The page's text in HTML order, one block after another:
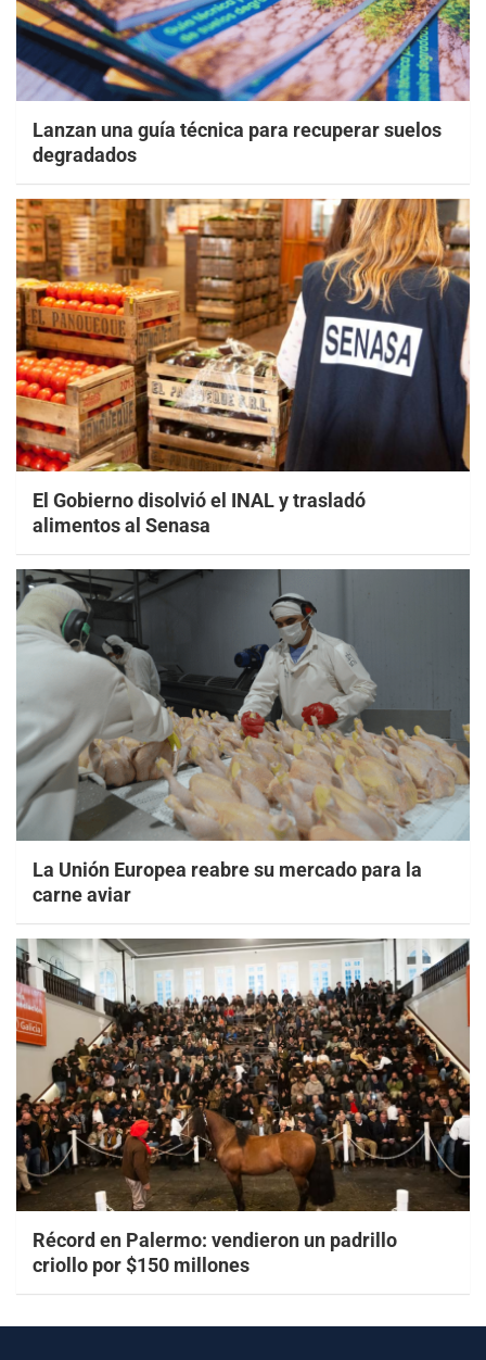
Lanzan una guía técnica para recuperar suelos
degradados
El Gobierno disolvió el INAL y trasladó
alimentos al Senasa
La Unión Europea reabre su mercado para la
carne aviar
Récord en Palermo: vendieron un padrillo
criollo por $150 millones